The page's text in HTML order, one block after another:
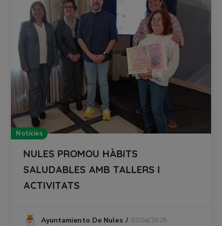
Notícies
NULES PROMOU HÀBITS
SALUDABLES AMB TALLERS I
ACTIVITATS
Ayuntamiento De Nules 07/04/2025